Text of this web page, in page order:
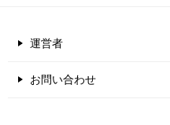
運営者
お問い合わせ